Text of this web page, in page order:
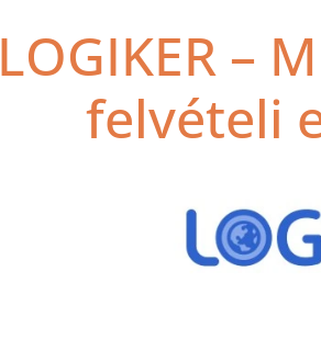
LOGIKER –
felvételi